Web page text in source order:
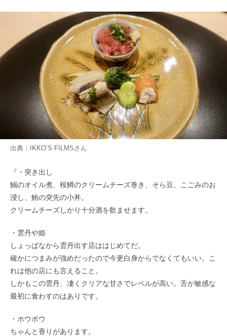
出典： IKKO’S FILMSさん
『・突き出し
鰯のオイル煮、桜鱒のクリームチーズ巻き、そら豆、こごみのお
浸し、鮪の突先の小丼。
クリームチーズしかり十分酒を飲ませます。
・雲丹や姫
しょっぱなから雲丹出す店ははじめてだ。
確かにつまみが強めだったので今更白身からでなくてもいい。こ
れは他の店にも言えること。
しかもこの雲丹、凄くクリアな甘さでレベルが高い。舌が敏感な
最初に食わすのはありです。
・ホウボウ
ちゃんと香りがあります。